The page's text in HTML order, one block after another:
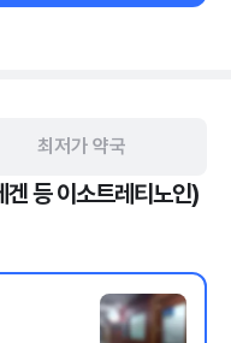
최저가 약국
등 이소트레티노인)